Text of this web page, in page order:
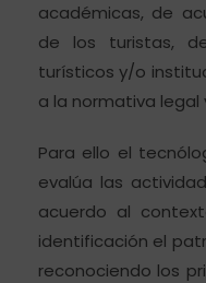
académicas, de
de los turistas,
turísticos y/o
a la normativa legal
Para ello el
evalúa las
acuerdo al
identificación el
reconociendo los